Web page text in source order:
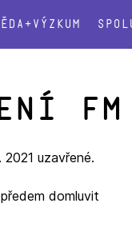
FM
uzavřené.
domluvit